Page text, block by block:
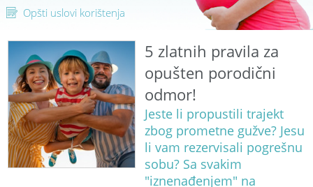
Opšti uslovi korištenja
5 zlatnih pravila za
opušten porodični
odmor!
Jeste li propustili trajekt
zbog prometne gužve? Jesu
li vam rezervisali pogrešnu
sobu? Sa svakim
"iznenađenjem" na